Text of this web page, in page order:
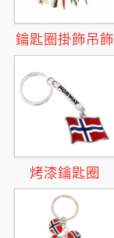
鑰匙圈掛飾吊飾
烤漆鑰匙圈